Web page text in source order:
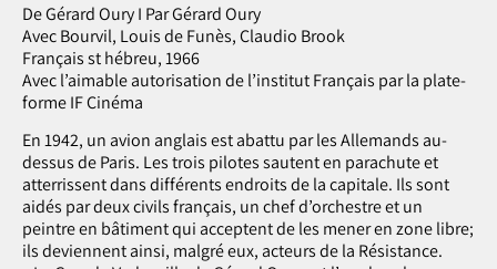
De Gérard Oury I Par Gérard Oury
Avec Bourvil, Louis de Funès, Claudio Brook
Français st hébreu, 1966
Avec l’aimable autorisation de l’institut Français par la plate-
forme IF Cinéma
En 1942, un avion anglais est abattu par les Allemands au-
dessus de Paris. Les trois pilotes sautent en parachute et
atterrissent dans différents endroits de la capitale. Ils sont
aidés par deux civils français, un chef d’orchestre et un
peintre en bâtiment qui acceptent de les mener en zone libre;
ils deviennent ainsi, malgré eux, acteurs de la Résistance.